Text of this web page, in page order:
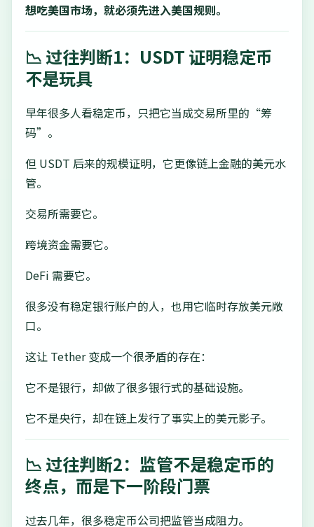
想吃美国市场，就必须先进入美国规则。
📉 过往判断1：USDT 证明稳定币
不是玩具
早年很多人看稳定币，只把它当成交易所里的“筹
码”。
但 USDT 后来的规模证明，它更像链上金融的美元水
管。
交易所需要它。
跨境资金需要它。
DeFi 需要它。
很多没有稳定银行账户的人，也用它临时存放美元敞
口。
这让 Tether 变成一个很矛盾的存在：
它不是银行，却做了很多银行式的基础设施。
它不是央行，却在链上发行了事实上的美元影子。
📉 过往判断2：监管不是稳定币的
终点，而是下一阶段门票
过去几年，很多稳定币公司把监管当成阻力。